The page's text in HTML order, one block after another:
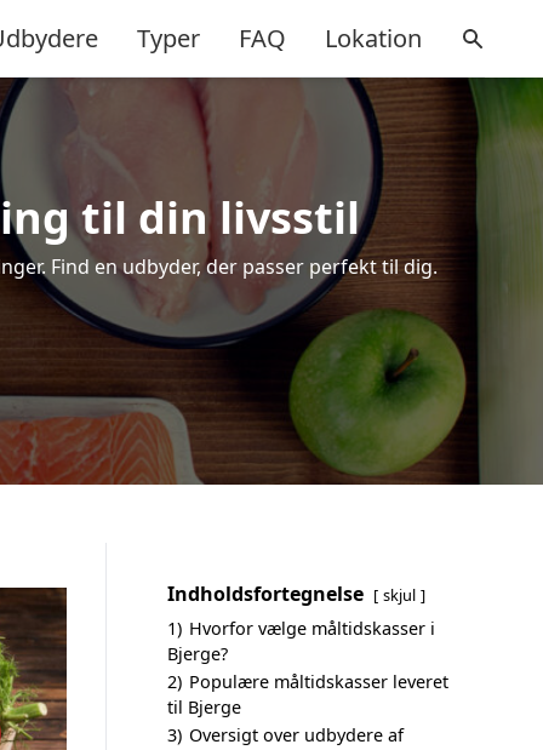
Typer FAQ Lokation
til din livsstil
Find en udbyder, der passer perfekt til dig.
Indholdsfortegnelse skjul
1) Hvorfor vælge måltidskasser i
Bjerge?
2) Populære måltidskasser leveret
til Bjerge
3) Oversigt over udbydere af